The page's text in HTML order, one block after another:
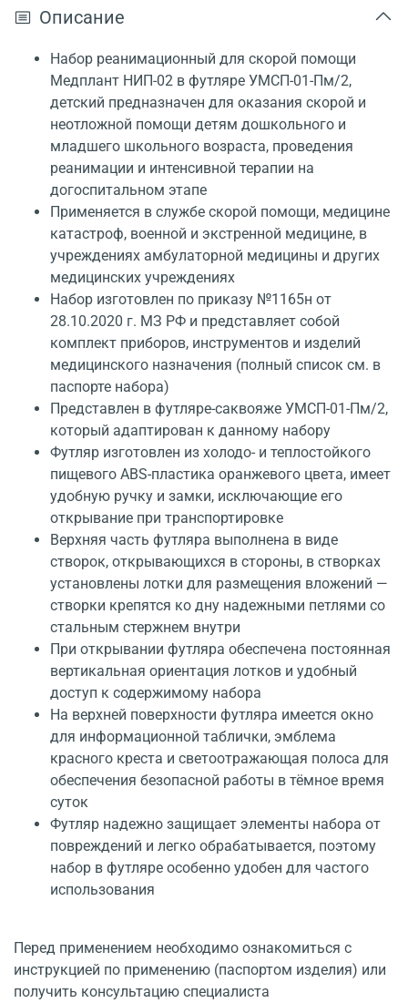
Описание
Набор реанимационный для скорой помощи
Медплант НИП-02 в футляре УМСП-01-Пм/2,
детский предназначен для оказания скорой и
неотложной помощи детям дошкольного и
младшего школьного возраста, проведения
реанимации и интенсивной терапии на
догоспитальном этапе
Применяется в службе скорой помощи, медицине
катастроф, военной и экстренной медицине, в
учреждениях амбулаторной медицины и других
медицинских учреждениях
Набор изготовлен по приказу №1165н от
28.10.2020 г. МЗ РФ и представляет собой
комплект приборов, инструментов и изделий
медицинского назначения (полный список см. в
паспорте набора)
Представлен в футляре-саквояже УМСП-01-Пм/2,
который адаптирован к данному набору
Футляр изготовлен из холодо- и теплостойкого
пищевого ABS-пластика оранжевого цвета, имеет
удобную ручку и замки, исключающие его
открывание при транспортировке
Верхняя часть футляра выполнена в виде
створок, открывающихся в стороны, в створках
установлены лотки для размещения вложений —
створки крепятся ко дну надежными петлями со
стальным стержнем внутри
При открывании футляра обеспечена постоянная
вертикальная ориентация лотков и удобный
доступ к содержимому набора
На верхней поверхности футляра имеется окно
для информационной таблички, эмблема
красного креста и светоотражающая полоса для
обеспечения безопасной работы в тёмное время
суток
Футляр надежно защищает элементы набора от
повреждений и легко обрабатывается, поэтому
набор в футляре особенно удобен для частого
использования
Перед применением необходимо ознакомиться с
инструкцией по применению (паспортом изделия) или
получить консультацию специалиста